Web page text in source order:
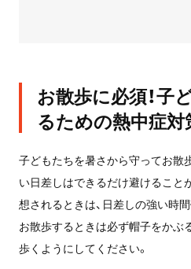
お散歩に必須！子
るための熱中症対
子どもたちを暑さから守ってお散
い日差しはできるだけ避けること
想されるときは、日差しの強い時
お散歩するときは必ず帽子をかぶ
歩くようにしてください。